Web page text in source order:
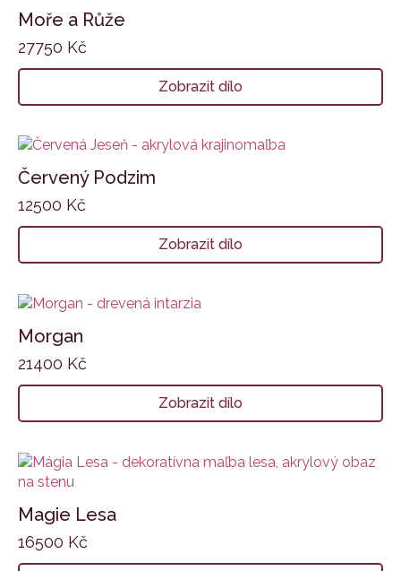
Moře a Růže
27750 Kč
Zobrazit dílo
Červený Podzim
12500 Kč
Zobrazit dílo
Morgan
21400 Kč
Zobrazit dílo
Magie Lesa
16500 Kč